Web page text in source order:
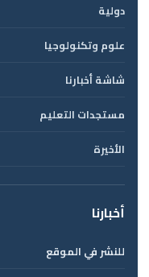
دولية
علوم وتكنولوجيا
شاشة أخبارنا
مستجدات التعليم
الأخيرة
أخبارنا
للنشر في الموقع